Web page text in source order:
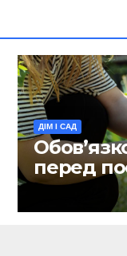
ДІМ І САД
перед
вдвічі